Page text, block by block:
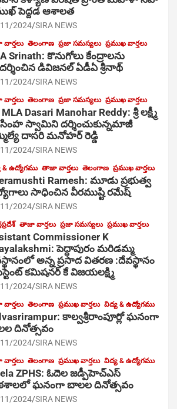
పెద్దడ ఆశాలత
2024 SIRA NEWS
తెలంగాణ ప్రజా సమస్యలు ప్రముఖ వార్తలు
Srinath: కొనుగోలు కేంద్రాల‌ను
డివిజనల్ ఏడీఏ శ్రీనాథ్
2024 SIRA NEWS
తెలంగాణ ప్రజా సమస్యలు ప్రముఖ వార్తలు
MLA Dasari Manohar Reddy: శ్రీ లక్ష్మీ
స్వామిని దర్శించుకున్నమాజీ
దాసరి మనోహర్ రెడ్డి
2024 SIRA NEWS
& ఉద్యోగము తాజా వార్తలు తెలంగాణ ప్రముఖ వార్తలు
Ramesh: మూడు ప్రభుత్వ
సాధించిన వీరముష్టి రమేష్
2024 SIRA NEWS
తాజా వార్తలు ప్రజా సమస్యలు ప్రముఖ వార్తలు
Commissioner K
పెద్దాపురం మరిడమ్మ
అన్న ప్రసాద వితరణ :దేవస్థానం
కమిషనర్ కే విజయలక్ష్మి
2024 SIRA NEWS
తెలంగాణ ప్రముఖ వార్తలు విద్య & ఉద్యోగము
కాల్వశ్రీరాంపూర్లో ఘనంగా
దినోత్సవం
2024 SIRA NEWS
తెలంగాణ ప్రముఖ వార్తలు విద్య & ఉద్యోగము
ZPHS: ఓదెల జ‌డ్పీహెచ్ఎస్
ఘనంగా బాలల దినోత్సవం
2024 SIRA NEWS